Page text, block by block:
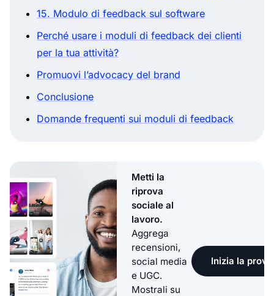
15. Modulo di feedback sul software
Perché usare i moduli di feedback dei clienti
per la tua attività?
Promuovi l’advocacy del brand
Conclusione
Domande frequenti sui moduli di feedback
Metti la
riprova
sociale al
lavoro.
Aggrega
recensioni,
social media
e UGC.
Mostrali su
Inizia la